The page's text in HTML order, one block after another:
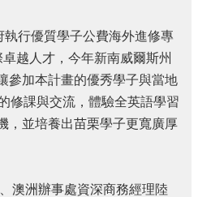
行優質學子公費海外進修專
越人才，今年新南威爾斯州
參加本計畫的優秀學子與當地
修課與交流，體驗全英語學習
，並培養出苗栗學子更寬廣厚
澳洲辦事處資深商務經理陸